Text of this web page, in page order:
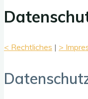
< Rechtliches | >